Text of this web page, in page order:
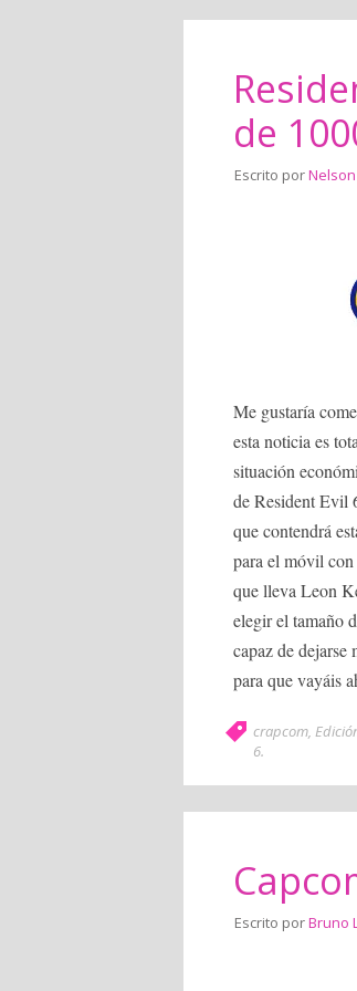
de
Escrito por
Me gustaría
esta noticia es
situación
de Resident Evil
que contendrá
para el móvil
que lleva Leon
elegir el tamaño
capaz de dejarse
para que vayáis
crapcom,
6.
Escrito porBruno